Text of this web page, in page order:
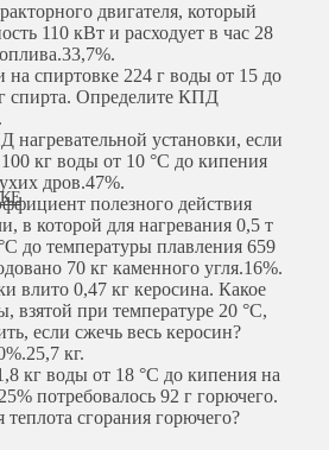
двигателя, который
110 кВт и расходует в час 28
33,7%.
на спиртовке 224 г воды от 15 до
спирта. Определите КПД
нагревательной установки, если
кг воды от 10 °С до кипения
дров.47%.
полезного действия
в которой для нагревания 0,5 т
до температуры плавления 659
70 кг каменного угля.16%.
влито 0,47 кг керосина. Какое
взятой при температуре 20 °С,
если сжечь весь керосин?
25,7 кг.
кг воды от 18 °С до кипения на
потребовалось 92 г горючего.
теплота сгорания горючего?